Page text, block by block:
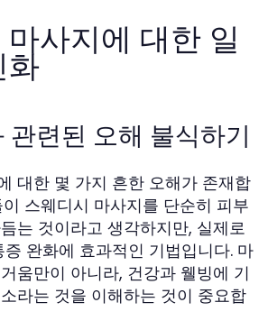
사지에 대한 일
화
관련된 오해 불식하기
대한 몇 가지 흔한 오해가 존재합
스웨디시 마사지를 단순히 피부
는 것이라고 생각하지만, 실제로
완화에 효과적인 기법입니다. 마
움만이 아니라, 건강과 웰빙에 기
라는 것을 이해하는 것이 중요합